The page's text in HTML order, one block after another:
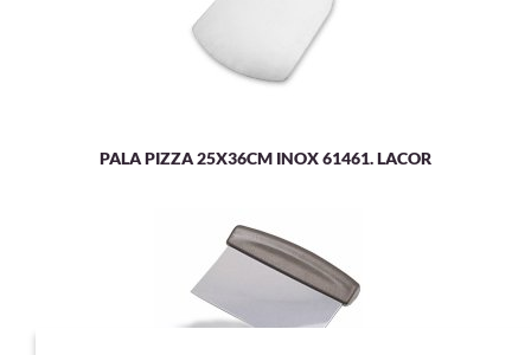
PALA PIZZA 25X36CM INOX 61461. LACOR